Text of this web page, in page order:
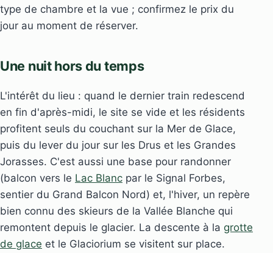
type de chambre et la vue ; confirmez le prix du
jour au moment de réserver.
Une nuit hors du temps
L'intérêt du lieu : quand le dernier train redescend
en fin d'après-midi, le site se vide et les résidents
profitent seuls du couchant sur la Mer de Glace,
puis du lever du jour sur les Drus et les Grandes
Jorasses. C'est aussi une base pour randonner
(balcon vers le Lac Blanc par le Signal Forbes,
sentier du Grand Balcon Nord) et, l'hiver, un repère
bien connu des skieurs de la Vallée Blanche qui
remontent depuis le glacier. La descente à la grotte
de glace et le Glaciorium se visitent sur place.